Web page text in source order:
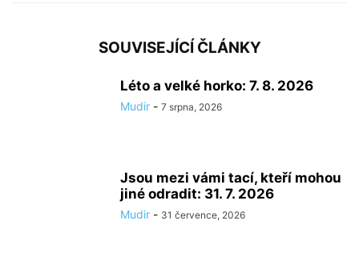
SOUVISEJÍCÍ ČLÁNKY
Léto a velké horko: 7. 8. 2026
Mudir - 7 srpna, 2026
Jsou mezi vámi tací, kteří mohou
jiné odradit: 31. 7. 2026
Mudir - 31 července, 2026